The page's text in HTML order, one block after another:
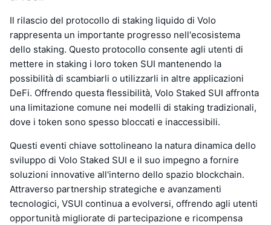
Il rilascio del protocollo di staking liquido di Volo
rappresenta un importante progresso nell'ecosistema
dello staking. Questo protocollo consente agli utenti di
mettere in staking i loro token SUI mantenendo la
possibilità di scambiarli o utilizzarli in altre applicazioni
DeFi. Offrendo questa flessibilità, Volo Staked SUI affronta
una limitazione comune nei modelli di staking tradizionali,
dove i token sono spesso bloccati e inaccessibili.
Questi eventi chiave sottolineano la natura dinamica dello
sviluppo di Volo Staked SUI e il suo impegno a fornire
soluzioni innovative all'interno dello spazio blockchain.
Attraverso partnership strategiche e avanzamenti
tecnologici, VSUI continua a evolversi, offrendo agli utenti
opportunità migliorate di partecipazione e ricompensa